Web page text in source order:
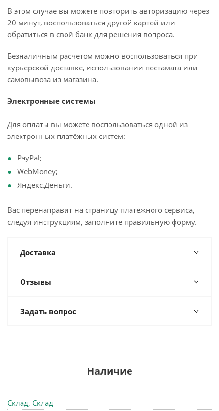
В этом случае вы можете повторить авторизацию через
20 минут, воспользоваться другой картой или
обратиться в свой банк для решения вопроса.
Безналичным расчётом можно воспользоваться при
курьерской доставке, использовании постамата или
самовывоза из магазина.
Электронные системы
Для оплаты вы можете воспользоваться одной из
электронных платёжных систем:
PayPal;
WebMoney;
Яндекс.Деньги.
Вас перенаправит на страницу платежного сервиса,
следуя инструкциям, заполните правильную форму.
Доставка
Отзывы
Задать вопрос
Наличие
Склад, Склад